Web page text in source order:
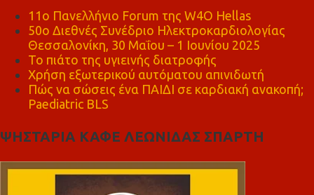
11ο Πανελλήνιο Forum της W4O Hellas
50ο Διεθνές Συνέδριο Ηλεκτροκαρδιολογίας
Θεσσαλονίκη, 30 Μαΐου – 1 Ιουνίου 2025
Το πιάτο της υγιεινής διατροφής
Χρήση εξωτερικού αυτόματου απινιδωτή
Πώς να σώσεις ένα ΠΑΙΔΙ σε καρδιακή ανακοπή;
Paediatric BLS
ΨΗΣΤΑΡΙΑ ΚΑΦΕ ΛΕΩΝΙΔΑΣ ΣΠΑΡΤΗ